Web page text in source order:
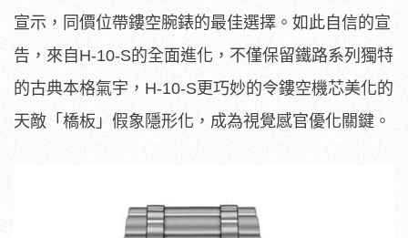
宣示，同價位帶鏤空腕錶的最佳選擇。如此自信的宣
告，來自H-10-S的全面進化，不僅保留鐵路系列獨特
的古典本格氣宇，H-10-S更巧妙的令鏤空機芯美化的
天敵「橋板」假象隱形化，成為視覺感官優化關鍵。